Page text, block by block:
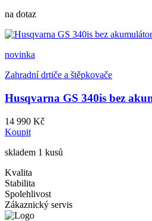
na dotaz
novinka
Zahradní drtiče a štěpkovače
Husqvarna GS 340is bez
14 990 Kč
Koupit
skladem 1 kusů
Kvalita
Stabilita
Spolehlivost
Zákaznický servis